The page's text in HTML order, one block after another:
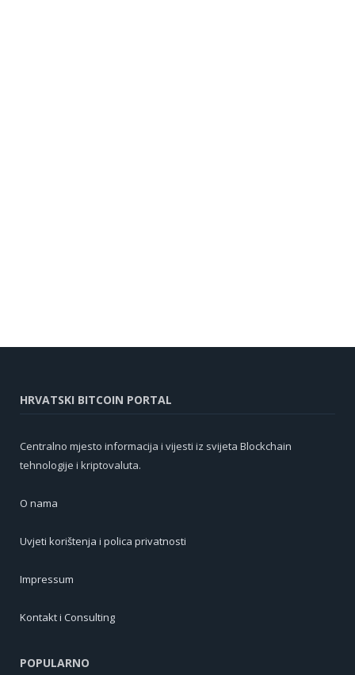
HRVATSKI BITCOIN PORTAL
Centralno mjesto informacija i vijesti iz svijeta Blockchain
tehnologije i kriptovaluta.
O nama
Uvjeti korištenja i polica privatnosti
Impressum
Kontakt i Consulting
POPULARNO